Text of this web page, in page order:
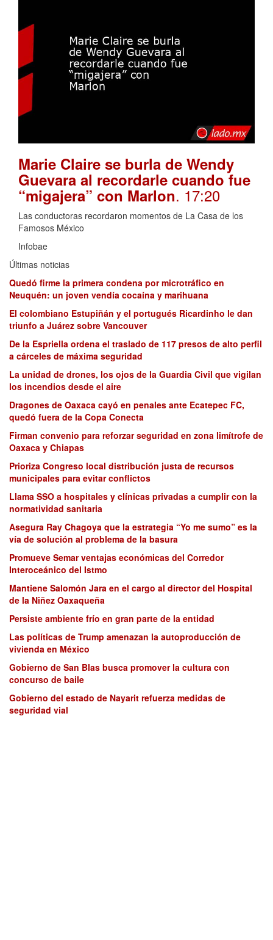
Marie Claire se burla de Wendy
Guevara al recordarle cuando fue
“migajera” con Marlon. 17:20
Las conductoras recordaron momentos de La Casa de los
Famosos México
Infobae
Últimas noticias
Quedó firme la primera condena por microtráfico en
Neuquén: un joven vendía cocaína y marihuana
El colombiano Estupiñán y el portugués Ricardinho le dan
triunfo a Juárez sobre Vancouver
De la Espriella ordena el traslado de 117 presos de alto perfil
a cárceles de máxima seguridad
La unidad de drones, los ojos de la Guardia Civil que vigilan
los incendios desde el aire
Dragones de Oaxaca cayó en penales ante Ecatepec FC,
quedó fuera de la Copa Conecta
Firman convenio para reforzar seguridad en zona limítrofe de
Oaxaca y Chiapas
Prioriza Congreso local distribución justa de recursos
municipales para evitar conflictos
Llama SSO a hospitales y clínicas privadas a cumplir con la
normatividad sanitaria
Asegura Ray Chagoya que la estrategia “Yo me sumo” es la
vía de solución al problema de la basura
Promueve Semar ventajas económicas del Corredor
Interoceánico del Istmo
Mantiene Salomón Jara en el cargo al director del Hospital
de la Niñez Oaxaqueña
Persiste ambiente frío en gran parte de la entidad
Las políticas de Trump amenazan la autoproducción de
vivienda en México
Gobierno de San Blas busca promover la cultura con
concurso de baile
Gobierno del estado de Nayarit refuerza medidas de
seguridad vial